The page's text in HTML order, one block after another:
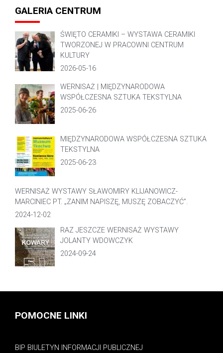
GALERIA CENTRUM
ŚWIĘTO CERAMIKI – WYSTAWA CERAMIKI
TWORZONEJ W PRACOWNI CENTRUM
KULTURY
2026-05-16
WERNISAŻ | MIĘDZYNARODOWA
WSPÓŁCZESNA SZTUKA TEKSTYLNA
2025-06-26
MIĘDZYNARODOWA WSPÓŁCZESNA SZTUKA
TEKSTYLNA
2025-06-23
WERNISAŻ WYSTAWY SŁAWOMIRY KLIJANOWICZ-
MARCINIEC PT. „ZANIM NAPISZĘ, MUSZĘ ZOBACZYĆ”.
2024-12-02
RAZ JESZCZE WERNISAŻ WYSTAWY
JOLANTY WDOWCZYK
2024-09-24
POMOCNE LINKI
BIP BIULETYN INFORMACJI PUBLICZNEJ